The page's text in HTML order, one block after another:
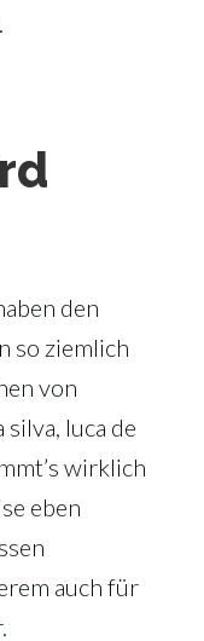
den
so ziemlich
von
luca de
wirklich
eben
auch für